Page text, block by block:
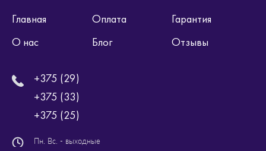
Главная Оплата
Гарантия
О нас
Блог Отзывы
+375 (29)
+375 (33)
+375 (25)
Пн. Вс. - выходные